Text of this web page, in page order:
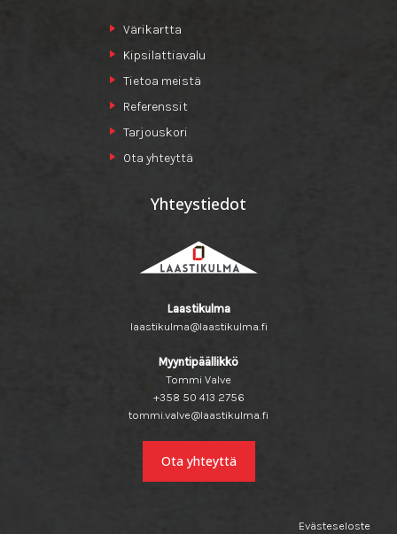
Värikartta
Kipsilattiavalu
Tietoa meistä
Referenssit
Tarjouskori
Ota yhteyttä
Yhteystiedot
Laastikulma
laastikulma@laastikulma.fi
Myyntipäällikkö
Tommi Valve
+358 50 413 2756
tommi.valve@laastikulma.fi
Ota yhteyttä
Evästeseloste